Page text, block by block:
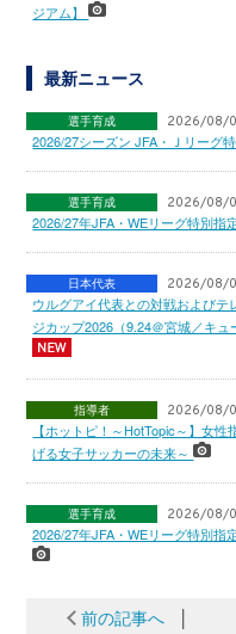
ジアム】
最新ニュース
選手育成 2026/08/
2026/27シーズン JFA・Ｊリーグ
選手育成 2026/08/
2026/27年JFA・WEリーグ特別指
日本代表 2026/08/
ウルグアイ代表との対戦および
ジカップ2026（9.24＠宮城／キ
指導者 2026/08/
【ホットピ！～HotTopic～】女
げる女子サッカーの未来～
選手育成 2026/08/
2026/27年JFA・WEリーグ特別指
前の記事へ │